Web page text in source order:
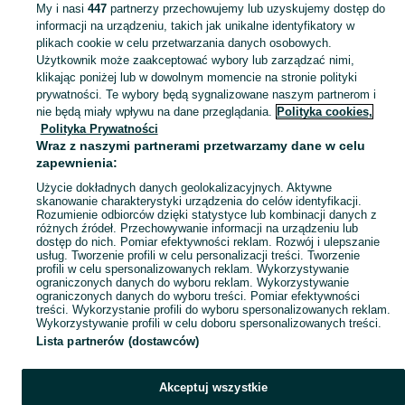
KATEGORIA
Skorzystaj z największego serwisu ogłoszeniowego - Tarnowskie Góry i okolice! - kupuj lub sprzedawaj jeszcze wygodniej w kategorii Stare książki! Zobacz
Mapa kategorii
Mapa miejscowości
Mapa ministron
Popularne wyszukiwania
My i nasi 447partnerzy przechowujemy lub uzyskujemy dostęp do
informacji na urządzeniu, takich jak unikalne identyfikatory w
plikach cookie w celu przetwarzania danych osobowych.
Użytkownik może zaakceptować wybory lub zarządzać nimi,
klikając poniżej lub w dowolnym momencie na stronie polityki
prywatności. Te wybory będą sygnalizowane naszym partnerom i
nie będą miały wpływu na dane przeglądania. Polityka cookies,
Polityka Prywatności
Wraz z naszymi partnerami przetwarzamy dane w celu
zapewnienia:
Użycie dokładnych danych geolokalizacyjnych. Aktywne
skanowanie charakterystyki urządzenia do celów identyfikacji.
Rozumienie odbiorców dzięki statystyce lub kombinacji danych z
różnych źródeł. Przechowywanie informacji na urządzeniu lub
dostęp do nich. Pomiar efektywności reklam. Rozwój i ulepszanie
usług. Tworzenie profili w celu personalizacji treści. Tworzenie
profili w celu spersonalizowanych reklam. Wykorzystywanie
ograniczonych danych do wyboru reklam. Wykorzystywanie
ograniczonych danych do wyboru treści. Pomiar efektywności
treści. Wykorzystanie profili do wyboru spersonalizowanych reklam.
Wykorzystywanie profili w celu doboru spersonalizowanych treści.
Lista partnerów (dostawców)
Akceptuj wszystkie